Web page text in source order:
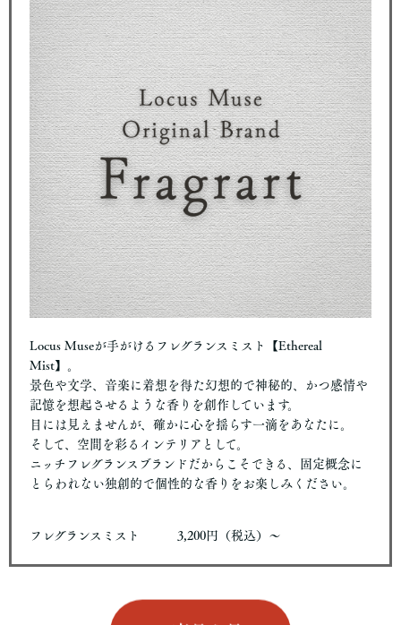
Locus Museが手がけるフレグランスミスト【Ethereal
Mist】。
景色や文学、音楽に着想を得た幻想的で神秘的、かつ感情や
記憶を想起させるような香りを創作しています。
目には見えませんが、確かに心を揺らす一滴をあなたに。
そして、空間を彩るインテリアとして。
ニッチフレグランスブランドだからこそできる、固定概念に
とらわれない独創的で個性的な香りをお楽しみください。
フレグランスミスト 3,200円（税込）〜